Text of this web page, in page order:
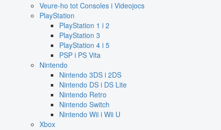
Veure-ho tot Consoles i Videojocs
PlayStation
PlayStation 1 i 2
PlayStation 3
PlayStation 4 i 5
PSP i PS Vita
Nintendo
Nintendo 3DS i 2DS
Nintendo DS i DS Lite
Nintendo Retro
Nintendo Switch
Nintendo Wii i Wii U
Xbox